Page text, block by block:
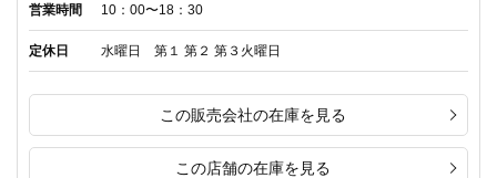
営業時間 10：00〜18：30
定休日 水曜日 第１ 第２ 第３火曜日
この販売会社の在庫を見る
この店舗の在庫を見る